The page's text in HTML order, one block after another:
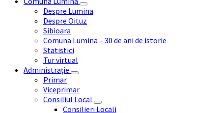
Despre Lumina
Despre Oituz
Sibioara
Comuna Lumina – 30 de ani de istorie
Statistici
Tur virtual
Administrație
Primar
Viceprimar
Consiliul Local
Consilieri Locali